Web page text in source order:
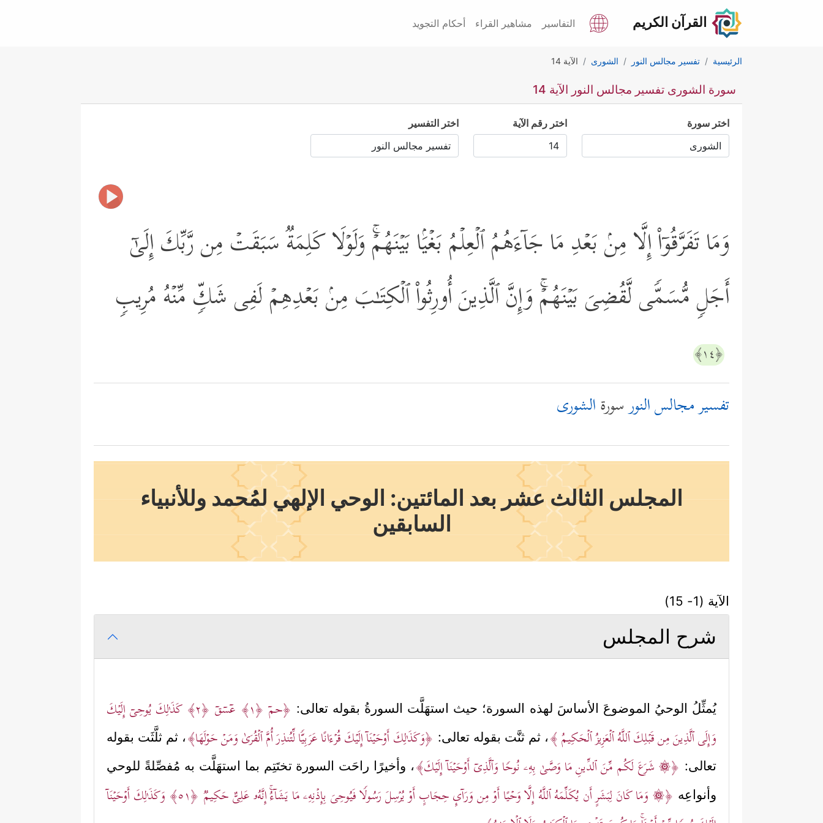
القرآن الكريم التفاسير مشاهير القراء أحكام التجويد
الرئيسية تفسير مجالس النور الشورى الآية 14
سورة الشورى تفسير مجالس النور الآية 14
اختر سورة اختر رقم الآية اختر التفسير
وَمَا تَفَرَّقُوۤاْ إِلَّا مِنۢ بَعۡدِ مَا جَاۤءَهُمُ ٱلۡعِلۡمُ بَغۡیَۢا بَیۡنَهُمۡۚ وَلَوۡلَا كَلِمَةࣱ سَبَقَتۡ مِن رَّبِّكَ إِلَىٰۤ
أَجَلࣲ مُّسَمࣰّى لَّقُضِیَ بَیۡنَهُمۡۚ وَإِنَّ ٱلَّذِینَ أُورِثُواْ ٱلۡكِتَـٰبَ مِنۢ بَعۡدِهِمۡ لَفِی شَكࣲّ مِّنۡهُ مُرِیبࣲ
﴿١٤﴾
تفسير مجالس النورسورةالشورى
المجلس الثالث عشر بعد المائتين: الوحي الإلهي لمُحمد وللأنبياء
السابقين
الآية (1- 15)
شرح المجلس
يُمثِّلُ الوحيُ الموضوعَ الأساسَ لهذه السورة؛ حيث استهَلَّت السورةُ بقوله تعالى: ﴿حمۤ ﴿١﴾ عۤسۤقۤ ﴿٢﴾
كَذَ ٰ⁠لِكَ یُوحِیۤ إِلَیۡكَ
وَإِلَى ٱلَّذِینَ مِن قَبۡلِكَ ٱللَّهُ ٱلۡعَزِیزُ ٱلۡحَكِیمُ ﴾، ثم ثنَّت بقوله تعالى: ﴿وَكَذَ ٰ⁠لِكَ أَوۡحَیۡنَاۤ إِلَیۡكَ قُرۡءَانًا عَرَبِیࣰّا لِّتُنذِرَ أُمَّ ٱلۡقُرَىٰ وَمَنۡ حَوۡلَهَا﴾، ثم ثلَّثَت بقوله
تعالى: ﴿۞ شَرَعَ لَكُم مِّنَ ٱلدِّینِ مَا وَصَّىٰ بِهِۦ نُوحࣰا وَٱلَّذِیۤ أَوۡحَیۡنَاۤ إِلَیۡكَ﴾، وأخيرًا راحَت السورة تختَتِم بما استهَلَّت به مُفصِّلةً للوحي
وأنواعِه ﴿۞ وَمَا كَانَ لِبَشَرٍ أَن یُكَلِّمَهُ ٱللَّهُ إِلَّا وَحۡیًا أَوۡ مِن وَرَاۤىِٕ حِجَابٍ أَوۡ یُرۡسِلَ رَسُولࣰا فَیُوحِیَ بِإِذۡنِهِۦ مَا یَشَاۤءُۚ إِنَّهُۥ عَلِیٌّ حَكِیمࣱ ﴿٥١﴾
وَكَذَ ٰ⁠لِكَ أَوۡحَیۡنَاۤ